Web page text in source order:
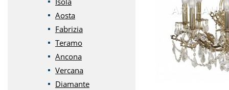
Aosta
Fabrizia
Teramo
Ancona
Vercana
Diamante